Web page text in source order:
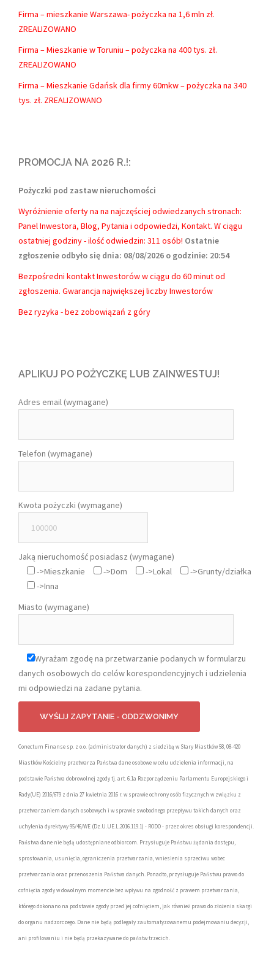
Firma – mieszkanie Warszawa- pożyczka na 1,6 mln zł.
ZREALIZOWANO
Firma – Mieszkanie w Toruniu – pożyczka na 400 tys. zł.
ZREALIZOWANO
Firma – Mieszkanie Gdańsk dla firmy 60mkw – pożyczka na 340
tys. zł. ZREALIZOWANO
PROMOCJA NA 2026 R.!:
Pożyczki pod zastaw nieruchomości
Wyróżnienie oferty na na najczęściej odwiedzanych stronach:
Panel Inwestora, Blog, Pytania i odpowiedzi, Kontakt. W ciągu
ostatniej godziny - ilość odwiedzin: 311 osób! Ostatnie
zgłoszenie odbyło się dnia: 08/08/2026 o godzinie: 20:54
Bezpośredni kontakt Inwestorów w ciągu do 60 minut od
zgłoszenia. Gwarancja największej liczby Inwestorów
Bez ryzyka - bez zobowiązań z góry
APLIKUJ PO POŻYCZKĘ LUB ZAINWESTUJ!
Adres email (wymagane)
Telefon (wymagane)
Kwota pożyczki (wymagane)
Jaką nieruchomość posiadasz (wymagane)
->Mieszkanie
->Dom ->Lokal
->Grunty/działka
->Inna
Miasto (wymagane)
Wyrażam zgodę na przetwarzanie podanych w formularzu
danych osobowych do celów korespondencyjnych i udzielenia
mi odpowiedzi na zadane pytania.
Conectum Finanse sp. z o.o. (administrator danych) z siedzibą w Stary Miastków 58, 08-420
Miastków Kościelny przetwarza Państwa dane osobowe w celu udzielenia informacji, na
podstawie Państwa dobrowolnej zgody tj. art. 6.1a Rozporządzeniu Parlamentu Europejskiego i
Rady(UE) 2016/679 z dnia 27 kwietnia 2016 r. w sprawie ochrony osób fizycznych w związku z
przetwarzaniem danych osobowych i w sprawie swobodnego przepływu takich danych oraz
uchylenia dyrektywy 95/46/WE (Dz.U.UE.L.2016.119.1) - RODO - przez okres obsługi korespondencji.
Państwa dane nie będą udostępniane odbiorcom. Przysługuje Państwu żądania dostępu,
sprostowania, usunięcia, ograniczenia przetwarzania, wniesienia sprzeciwu wobec
przetwarzania oraz przenoszenia Państwa danych. Ponadto, przysługuje Państwu prawo do
cofnięcia zgody w dowolnym momencie bez wpływu na zgodność z prawem przetwarzania,
którego dokonano na podstawie zgody przed jej cofnięciem, jak również prawo do złożenia skargi
do organu nadzorczego. Dane nie będą podlegały zautomatyzowanemu podejmowaniu decyzji,
ani profilowaniu i nie będą przekazywane do państw trzecich.